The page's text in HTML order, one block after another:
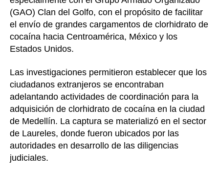
(GAO) Clan del Golfo, con el propósito de facilitar
el envío de grandes cargamentos de clorhidrato de
cocaína hacia Centroamérica, México y los
Estados Unidos.
Las investigaciones permitieron establecer que los
ciudadanos extranjeros se encontraban
adelantando actividades de coordinación para la
adquisición de clorhidrato de cocaína en la ciudad
de Medellín. La captura se materializó en el sector
de Laureles, donde fueron ubicados por las
autoridades en desarrollo de las diligencias
judiciales.